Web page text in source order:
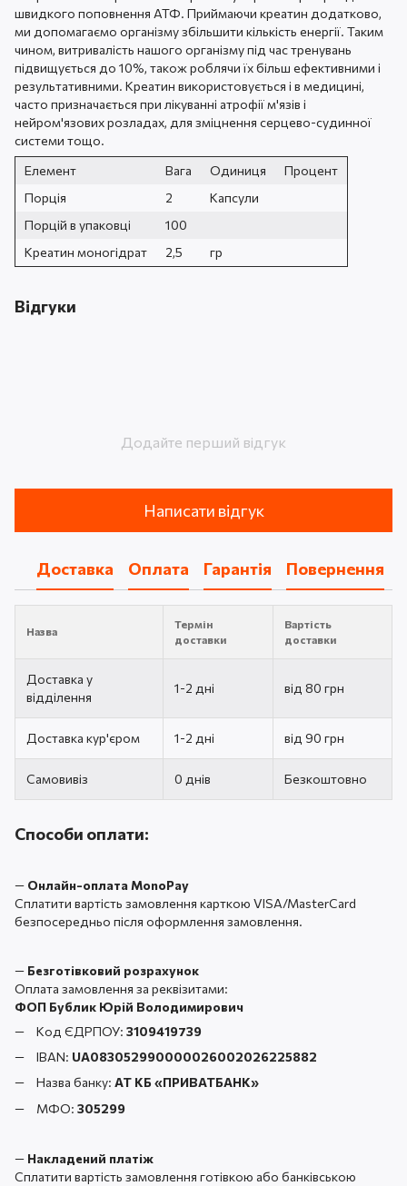
швидкого поповнення АТФ. Приймаючи креатин додатково,
ми допомагаємо організму збільшити кількість енергії. Таким
чином, витривалість нашого організму під час тренувань
підвищується до 10%, також роблячи їх більш ефективними і
результативними. Креатин використовується і в медицині,
часто призначається при лікуванні атрофії м'язів і
нейром'язових розладах, для зміцнення серцево-судинної
системи тощо.
Елемент
Вага Одиниця
Процент
Порція
2
Капсули
Порцій в упаковці
100
Креатин моногідрат
2,5 гр
Відгуки
Додайте перший відгук
Написати відгук
Доставка Оплата Гарантія Повернення
Назва
Термін
доставки
Вартість
доставки
Доставка у
відділення
1-2 дні від 80 грн
Доставка кур'єром 1-2 дні від 90 грн
Самовивіз 0 днів Безкоштовно
Способи оплати:
— Онлайн-оплата MonoPay
Сплатити вартість замовлення карткою VISA/MasterCard
безпосередньо після оформлення замовлення.
— Безготівковий розрахунок
Оплата замовлення за реквізитами:
ФОП Бублик Юрій Володимирович
Код ЄДРПОУ: 3109419739
IBAN: UA083052990000026002026225882
Назва банку: АТ КБ «ПРИВАТБАНК»
МФО: 305299
— Накладений платіж
Сплатити вартість замовлення готівкою або банківською